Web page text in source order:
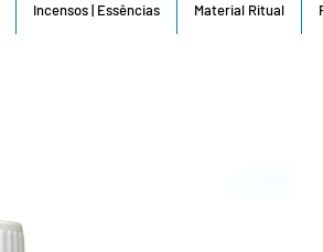
Incensos | Essências Material Ritual